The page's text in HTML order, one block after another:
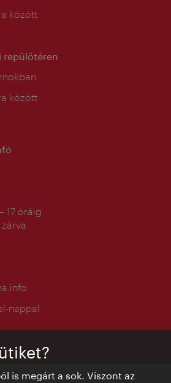
között
repülőtéren
között
17 óráig
nappal
is megárt a sok. Viszont az